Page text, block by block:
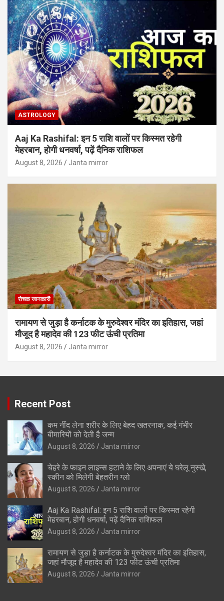
ASTROLOGY
Aaj Ka Rashifal: इन 5 राशि वालों पर किस्मत रहेगी
मेहरबान, होगी धनवर्षा, पढ़ें दैनिक राशिफल
August 8, 2026 Janta mirror
रोचक जानकारी
रामायण से जुड़ा है कर्नाटक के मुरुदेश्वर मंदिर का इतिहास, जहां
मौजूद है महादेव की 123 फीट ऊंची प्रतिमा
August 8, 2026 Janta mirror
Recent Post
कम नींद लेना शरीर के लिए बेहद खतरनाक, कई गंभीर
बीमारियों को देती है जन्म
August 8, 2026 Janta mirror
चेहरे के फाइन लाइन्स हटाने के लिए अपनाएं ये घरेलू नुस्खे,
स्कीन को मिलेगी बेहतरीन ग्लो
August 8, 2026 Janta mirror
Aaj Ka Rashifal: इन 5 राशि वालों पर किस्मत रहेगी
मेहरबान, होगी धनवर्षा, पढ़ें दैनिक राशिफल
August 8, 2026 Janta mirror
रामायण से जुड़ा है कर्नाटक के मुरुदेश्वर मंदिर का इतिहास,
जहां मौजूद है महादेव की 123 फीट ऊंची प्रतिमा
August 8, 2026 Janta mirror